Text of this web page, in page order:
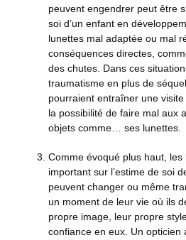
peuvent engendrer peut être
soi d’un enfant en
lunettes mal adaptée ou mal
conséquences directes,
des chutes. Dans ces
traumatisme en plus de
pourraient entraîner une visite
la possibilité de faire mal aux
objets comme… ses lunettes.
Comme évoqué plus haut,
important sur l’estime de soi
peuvent changer ou même
un moment de leur vie où ils
propre image, leur propre
confiance en eux. Un